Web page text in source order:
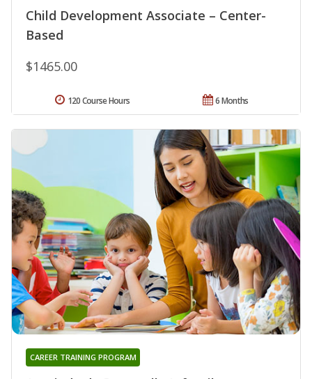
Child Development Associate – Center-
Based
$1465.00
6 Months
120 Course Hours
CAREER TRAINING PROGRAM